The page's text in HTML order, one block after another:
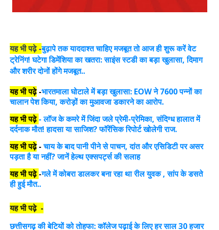
यह भी पढ़े-बुढ़ापे तक याददाश्त चाहिए मजबूत तो आज ही शुरू करें वेट
ट्रेनिंग! घटेगा डिमेंशिया का खतरा: साइंस स्टडी का बड़ा खुलासा, दिमाग
और शरीर दोनों होंगे मजबूत..
यह भी पढ़े-भारतमाला घोटाले में बड़ा खुलासा: EOW ने 7600 पन्नों का
चालान पेश किया, करोड़ों का मुआवजा डकारने का आरोप.
यह भी पढ़े- लॉज के कमरे में जिंदा जले प्रेमी-प्रेमिका, संदिग्ध हालात में
दर्दनाक मौत! हादसा या साजिश? फॉरेंसिक रिपोर्ट खोलेगी राज.
यह भी पढ़े-चाय के बाद पानी पीने से पाचन, दांत और एसिडिटी पर असर
पड़ता है या नहीं? जानें हेल्थ एक्सपर्ट्स की सलाह
यह भी पढ़े -गले में कोबरा डालकर बना रहा था रील युवक , सांप के डसते
ही हुई मौत..
यह भी पढ़े -
छत्तीसगढ़ की बेटियों को तोहफा: कॉलेज पढ़ाई के लिए हर साल 30 हजार